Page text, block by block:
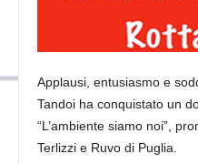
Applausi, entusiasmo e
Tandoi ha conquistato un
“L’ambiente siamo noi”,
Terlizzi e Ruvo di Puglia.